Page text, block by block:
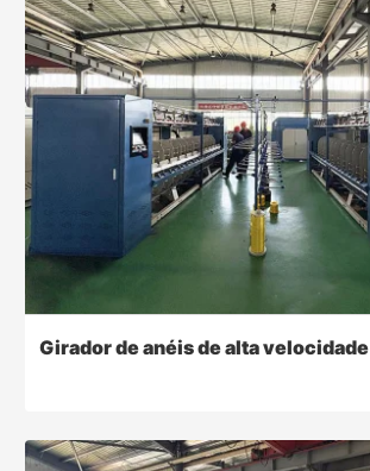
Girador de anéis de alta velocidade